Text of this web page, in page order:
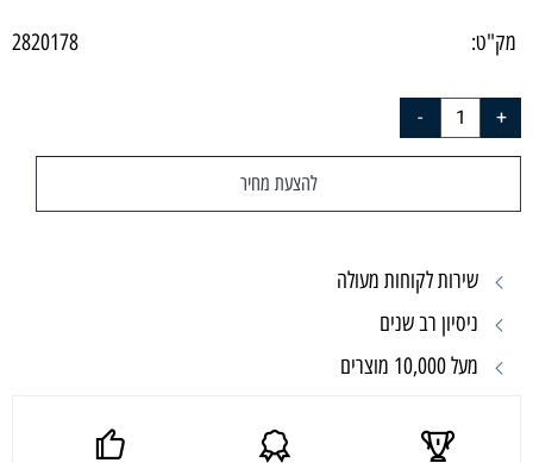
מק"ט: 2820178
להצעת מחיר
שירות לקוחות מעולה
ניסיון רב שנים
מעל 10,000 מוצרים